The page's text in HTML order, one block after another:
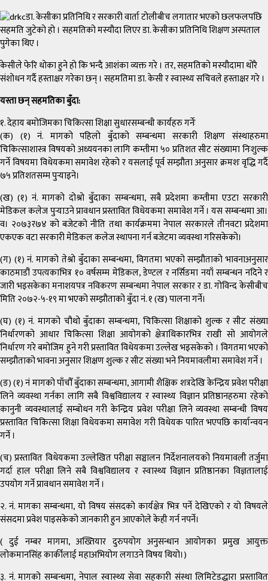
डा. केसीका प्रतिनिधि र सरकारी वार्ता टोलीबीच लगातार भएको छलफलपछि
सहमति जुटेको हो । सहमतिको मस्यौदा लिएर डा. केसीका प्रतिनिधि शिक्षण अस्पताल
पुगेका थिए ।
केसीले फेरि धोका हुने हो कि भन्दै आशंका व्यक्त गरे । तर, सहमतिको मस्यौदामा थोरै
संशोधन गर्दै हस्ताक्षर गरेका छन् । सहमतिमा डा. केसी र स्वास्थ्य सचिवले हस्ताक्षर गरे ।
यस्ता छन् सहमतिका बुँदा:
१. देहाय बमोजिमका चिकित्सा शिक्षा सुधारसम्बन्धी कार्यहरु गर्नेः
(क) (१) नं. मागको पहिलो बुँदाको सम्बन्धमा सरकारी शिक्षण संस्थाहरुमा
चिकित्साशास्त्र विषयको अध्ययनका लागि कम्तीमा ५० प्रतिशत सीट संख्यामा निःशुल्क
गर्ने विषयमा विधेयकमा समावेश रहेको र यसलाई पूर्व सम्झौता अनुसार क्रमशः वृद्धि गर्दै
७५ प्रतिशतसम्म पुर्‍याइने।
(ख) (१) नं. मागको दोश्रो बुँदाका सम्बन्धमा, सबै प्रदेशमा कम्तीमा एउटा सरकारी
मेडिकल कलेज पुर्‍याउने प्रावधान प्रस्तावित विधेयकमा समावेश गर्ने । यस सम्बन्धमा आ।
व। २०७३र७४ को बजेटको नीति तथा कार्यक्रममा नेपाल सरकारले तीनवटा प्रदेशमा
एकएक वटा सरकारी मेडिकल कलेज स्थापना गर्न बजेटमा व्यवस्था गरिसकेको।
(ग) (१) नं. मागको तेश्रो बुँदाका सम्बन्धमा, विगतमा भएको सम्झौताको भावनाअनुसार
काठमाडौं उपत्यकाभित्र १० वर्षसम्म मेडिकल, डेण्टल र नर्सिङमा नयाँ सम्बन्धन नदिने र
जारी भइसकेका मनाशयपत्र नविकरण सम्बन्धमा नेपाल सरकार र डा. गोविन्द केसीबीच
मिति २०७२-५-१९ मा भएको सम्झौताको बुँदा नं. १ (ख) पालना गर्ने।
(घ) (१) नं. मागको चौथो बुँदाका सम्बन्धमा, चिकित्सा शिक्षाको शुल्क र सीट संख्या
निर्धारणको आधार चिकित्सा शिक्षा आयोगको क्षेत्राधिकारभित्र राखी सो आयोगले
निर्धारण गरे बमोजिम हुने गरी प्रस्तावित विधेयकमा उल्लेख भइसकेको । विगतमा भएको
सम्झौताको भावना अनुसार शिक्षण शुल्क र सीट संख्या भने नियमावलीमा समावेश गर्ने ।
(ङ) (१) नं मागको पाँचौँ बुँदाका सम्बन्धमा, आगामी शैक्षिक शत्रदेखि केन्द्रिय प्रवेश परीक्षा
लिने व्यवस्था गर्नका लागि सबै विश्वविद्यालय र स्वास्थ्य विज्ञान प्रतिष्ठानहरुमा रहेको
कानुनी व्यवस्थालाई सम्बोधन गरी केन्द्रिय प्रवेश परीक्षा लिने व्यवस्था सम्बन्धी विषय
प्रस्तावित चिकित्सा शिक्षा विधेयकमा समावेश गरी विधेयक पारित भएपछि कार्यान्वयन
गर्ने ।
(च) प्रस्तावित विधेयकमा उल्लेखित परीक्षा सञ्चालन निर्देशनालयको नियमावली तर्जुमा
गर्दा हाल परीक्षा लिने सबै विश्वविद्यालय र स्वास्थ्य विज्ञान प्रतिष्ठानका विज्ञतालाई
उपयोग गर्ने प्रावधान समावेश गर्ने ।
२. नं. मागका सम्बन्धमा, यो विषय संसदको कार्यक्षेत्र भित्र पर्ने देखिएको र यो विषयले
संसदमा प्रवेश पाइसकेको जानकारी हुन आएकोले केही गर्न नपर्ने।
( दुई नम्बर मागमा, अख्तियार दुरुपयोग अनुसन्धान आयोगका प्रमुख आयुक्त
लोकमानसिंह कार्कीलाई महाअभियोग लगाउने विषय थियो।)
३. नं. मागको सम्बन्धमा, नेपाल स्वास्थ्य सेवा सहकारी संस्था लिमिटेडद्धारा प्रस्तावित